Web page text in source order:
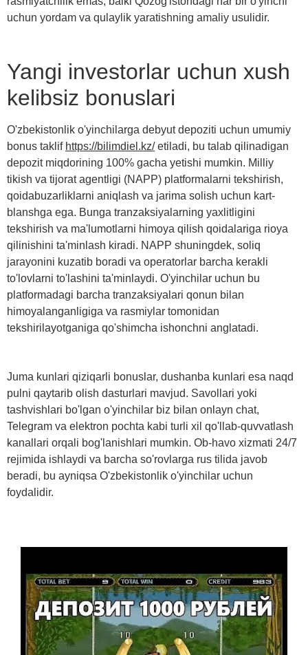
uchun yordam va qulaylik yaratishning amaliy usulidir.
Yangi investorlar uchun xush
kelibsiz bonuslari
O'zbekistonlik o'yinchilarga debyut depoziti uchun umumiy
bonus taklif https://bilimdiel.kz/etiladi, bu talab qilinadigan
depozit miqdorining 100% gacha yetishi mumkin. Milliy
tikish va tijorat agentligi (NAPP) platformalarni tekshirish,
qoidabuzarliklarni aniqlash va jarima solish uchun kart-
blanshga ega. Bunga tranzaksiyalarning yaxlitligini
tekshirish va ma'lumotlarni himoya qilish qoidalariga rioya
qilinishini ta'minlash kiradi. NAPP shuningdek, soliq
jarayonini kuzatib boradi va operatorlar barcha kerakli
to'lovlarni to'lashini ta'minlaydi. O'yinchilar uchun bu
platformadagi barcha tranzaksiyalari qonun bilan
himoyalanganligiga va rasmiylar tomonidan
tekshirilayotganiga qo'shimcha ishonchni anglatadi.
Juma kunlari qiziqarli bonuslar, dushanba kunlari esa naqd
pulni qaytarib olish dasturlari mavjud. Savollari yoki
tashvishlari bo'lgan o'yinchilar biz bilan onlayn chat,
Telegram va elektron pochta kabi turli xil qo'llab-quvvatlash
kanallari orqali bog'lanishlari mumkin. Ob-havo xizmati 24/7
rejimida ishlaydi va barcha so'rovlarga rus tilida javob
beradi, bu ayniqsa O'zbekistonlik o'yinchilar uchun
foydalidir.